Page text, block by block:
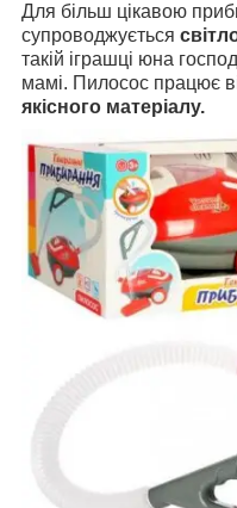
Для більш цікавою
супроводжується
такій іграшці юна
мамі. Пилосос працює
якісного матеріалу.